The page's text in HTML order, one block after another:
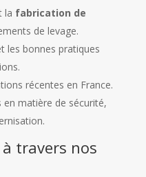
la fabrication de
de levage.
les bonnes pratiques
récentes en France.
en matière de sécurité,
travers nos